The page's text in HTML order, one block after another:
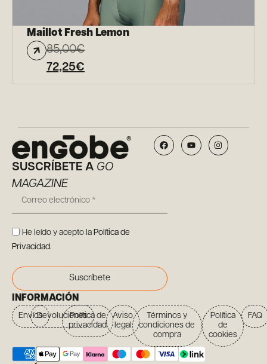
Maillot Fresh Lemon
85,00€
72,25€
SUSCRÍBETE A GO
MAGAZINE
He leído y acepto la Política de
Privacidad.
Suscríbete
INFORMACIÓN
EnvíosDevolucionesPolítica de
privacidad
Aviso
legal
Términos y
condiciones de
compra
Política
de
cookies
FAQ